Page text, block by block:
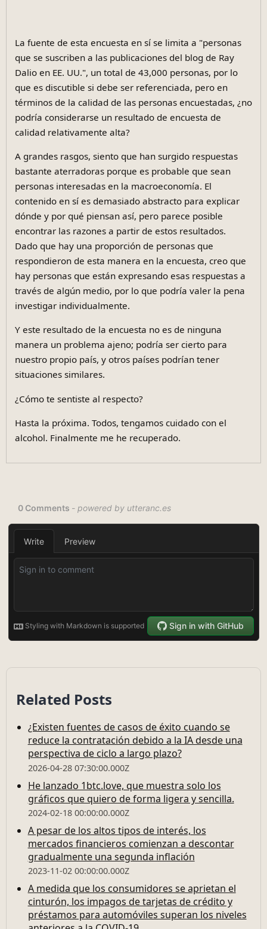
La fuente de esta encuesta en sí se limita a "personas
que se suscriben a las publicaciones del blog de Ray
Dalio en EE. UU.", un total de 43,000 personas, por lo
que es discutible si debe ser referenciada, pero en
términos de la calidad de las personas encuestadas, ¿no
podría considerarse un resultado de encuesta de
calidad relativamente alta?
A grandes rasgos, siento que han surgido respuestas
bastante aterradoras porque es probable que sean
personas interesadas en la macroeconomía. El
contenido en sí es demasiado abstracto para explicar
dónde y por qué piensan así, pero parece posible
encontrar las razones a partir de estos resultados.
Dado que hay una proporción de personas que
respondieron de esta manera en la encuesta, creo que
hay personas que están expresando esas respuestas a
través de algún medio, por lo que podría valer la pena
investigar individualmente.
Y este resultado de la encuesta no es de ninguna
manera un problema ajeno; podría ser cierto para
nuestro propio país, y otros países podrían tener
situaciones similares.
¿Cómo te sentiste al respecto?
Hasta la próxima. Todos, tengamos cuidado con el
alcohol. Finalmente me he recuperado.
Related Posts
¿Existen fuentes de casos de éxito cuando se
reduce la contratación debido a la IA desde una
perspectiva de ciclo a largo plazo?
2026-04-28 07:30:00.000Z
He lanzado 1btc.love, que muestra solo los
gráficos que quiero de forma ligera y sencilla.
2024-02-18 00:00:00.000Z
A pesar de los altos tipos de interés, los
mercados financieros comienzan a descontar
gradualmente una segunda inflación
2023-11-02 00:00:00.000Z
A medida que los consumidores se aprietan el
cinturón, los impagos de tarjetas de crédito y
préstamos para automóviles superan los niveles